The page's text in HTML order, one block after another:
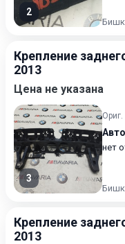
2
Крепление
2013
Цена не указана
3
нет
Крепление
2013